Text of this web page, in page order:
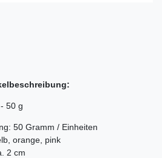
50 g
50 Gramm / Einheiten
orange, pink
2 cm